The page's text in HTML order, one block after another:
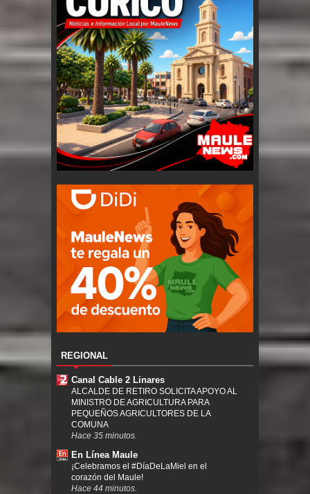
REGIONAL
Canal Cable 2 Linares
ALCALDE DE RETIRO SOLICITA APOYO AL
MINISTRO DE AGRICULTURA PARA
PEQUEÑOS AGRICULTORES DE LA
COMUNA
Hace 35 minutos.
En Línea Maule
¡Celebramos el #DíaDeLaMiel en el
corazón del Maule!
Hace 44 minutos.